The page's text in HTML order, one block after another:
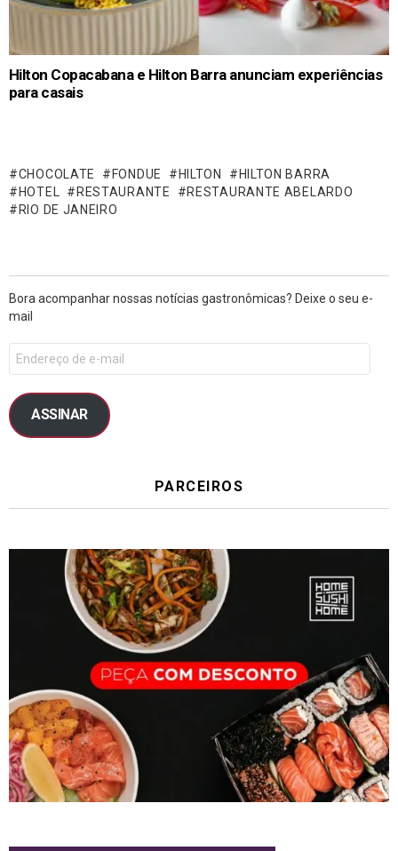
Hilton Copacabana e Hilton Barra anunciam experiências
para casais
CHOCOLATE FONDUE HILTON
HILTON BARRA
HOTEL
RESTAURANTE
RESTAURANTE ABELARDO
RIO DE JANEIRO
Bora acompanhar nossas notícias gastronômicas? Deixe o seu e-
mail
ASSINAR
PARCEIROS